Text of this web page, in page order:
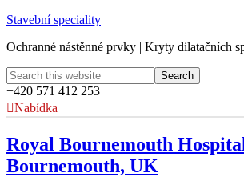
Stavební speciality
Ochranné nástěnné prvky | Kryty dilatačních
+420 571 412 253
Nabídka
Royal Bournemouth
Bournemouth, UK